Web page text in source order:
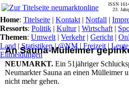
An Sauna-Mülleimer
NEUMARKT. Ein 51jähriger
Neumarkter Sauna an einen Mülleimer
nicht mehr gehen.
ISSN
23.
Home: Titelseite | Kontakt | Notfall |
Ressorts: Politik | Kultur| Wirtschaft |
Themen: Umwelt | Verkehr| Gericht |
Land |Statistiken|@NM | Freizeit | Leute
Eilmeldungen